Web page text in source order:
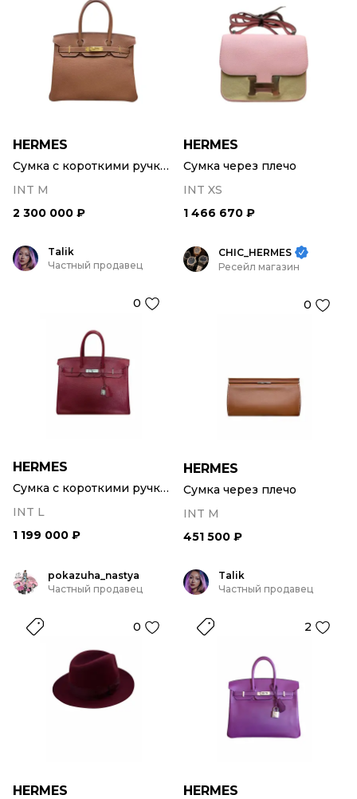
HERMES
Сумка с короткими ручками
INT M
2 300 000 ₽
HERMES
Сумка через плечо
INT XS
1 466 670 ₽
Talik
Частный продавец
0
HERMES
Сумка с короткими ручками
INT L
1 199 000 ₽
CHIC_HERMES
Ресейл магазин
0
HERMES
Сумка через плечо
INT M
451 500 ₽
pokazuha_nastya
Частный продавец
0
HERMES
Talik
Частный продавец
2
HERMES